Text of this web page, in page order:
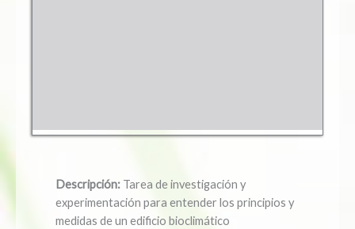
Descripción: Tarea de investigación y
experimentación para entender los principios y
medidas de un edificio bioclimático